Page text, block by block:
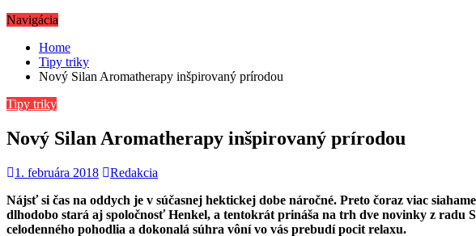
Navigácia
Home
Tipy triky
Nový Silan Aromatherapy inšpirovaný prírodou
Tipy triky
Nový Silan Aromatherapy inšpirovaný prírodou
1. februára 2018
Redakcia
Nájsť si čas na oddych je v súčasnej hektickej dobe náročné. Preto čoraz viac
dlhodobo stará aj spoločnosť Henkel, a tentokrát prináša na trh dve novinky z radu
celodenného pohodlia a dokonalá súhra vôní vo vás prebudí pocit relaxu.